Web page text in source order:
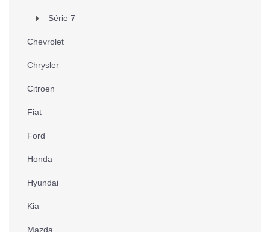
Série 7
Chevrolet
Chrysler
Citroen
Fiat
Ford
Honda
Hyundai
Kia
Mazda